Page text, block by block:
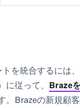
を統合するには、
に従って、 Braze
。Brazeの新規顧客